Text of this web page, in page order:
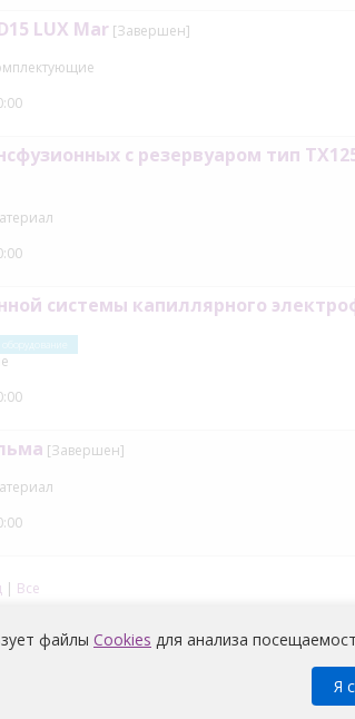
| Все
LUX Mar [Завершен]
с резервуаром тип
системы капиллярного
[Завершен]
файлы Cookies для анализа
Я